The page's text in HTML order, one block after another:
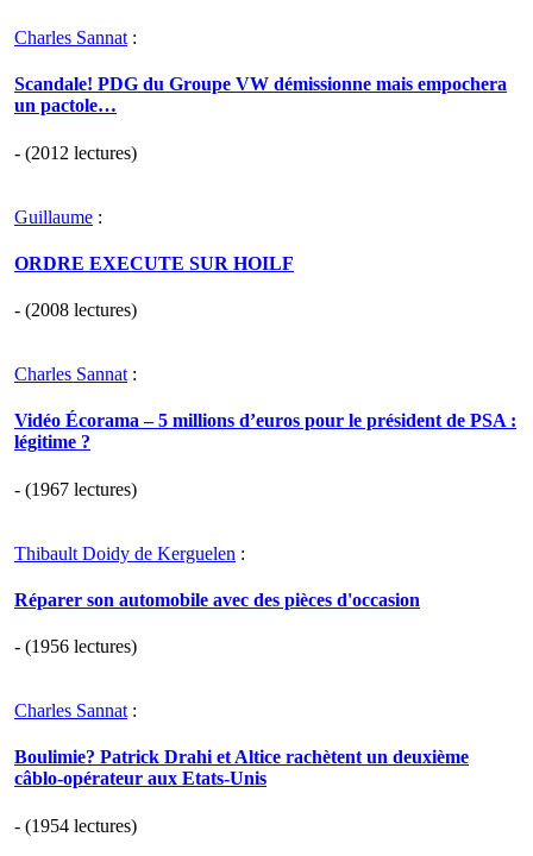
Charles Sannat :
Scandale! PDG du Groupe VW démissionne mais empochera
un pactole…
- (2012 lectures)
Guillaume :
ORDRE EXECUTE SUR HOILF
- (2008 lectures)
Charles Sannat :
Vidéo Écorama – 5 millions d’euros pour le président de PSA :
légitime ?
- (1967 lectures)
Thibault Doidy de Kerguelen :
Réparer son automobile avec des pièces d'occasion
- (1956 lectures)
Charles Sannat :
Boulimie? Patrick Drahi et Altice rachètent un deuxième
câblo-opérateur aux Etats-Unis
- (1954 lectures)